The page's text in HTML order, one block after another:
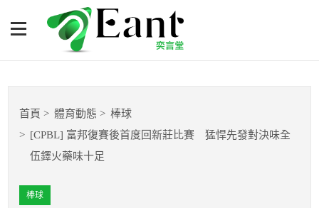
[CPBL] 富邦復賽後首度回
新莊比賽 猛悍先發對決味
籃球
棒球
球隊數據
首頁 體育動態
棒球
[CPBL] 富邦復賽後首度回新莊比賽 猛悍先發對決味全
伍鐸火藥味十足
棒球